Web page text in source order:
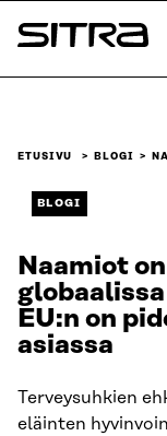
Siirry
suoraan
Sitra
ETUSIVU BLOGI
BLOGI
Naamiot
EU:n on
asiassa
Terveysuhkien
eläinten